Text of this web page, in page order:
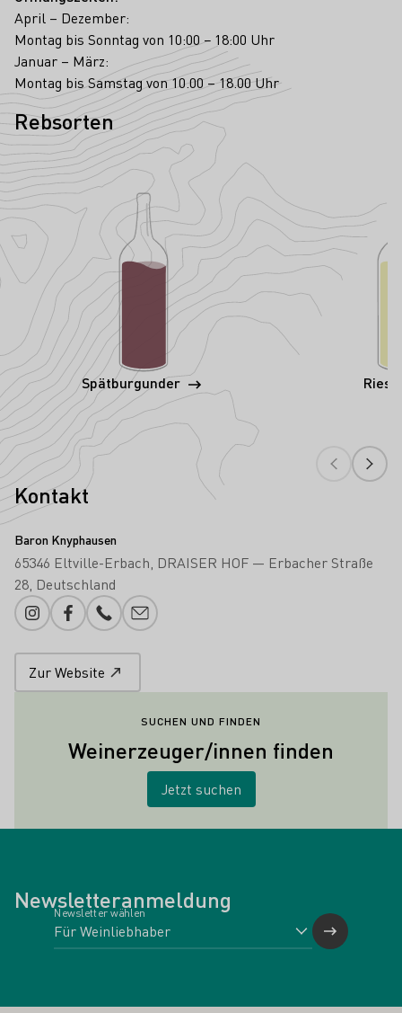
April – Dezember:
Montag bis Sonntag von 10:00 − 18:00 Uhr
Januar – März:
Montag bis Samstag von 10.00 – 18.00 Uhr
Rebsorten
Spätburgunder
Kontakt
Baron Knyphausen
65346 Eltville-Erbach DRAISER HOF — Erbacher Straße
28 Deutschland
InstagramFacebookTelefonnummer
E-Mail-Adresse
Zur Website
SUCHEN UND FINDEN
Weinerzeuger/innen finden
Jetzt suchen
Newsletteranmeldung
Newsletter wählen